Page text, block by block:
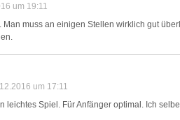
um 19:11
Man muss an einigen Stellen wirklich gut
um 17:11
leichtes Spiel. Für Anfänger optimal. Ich